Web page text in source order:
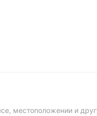
местоположении и